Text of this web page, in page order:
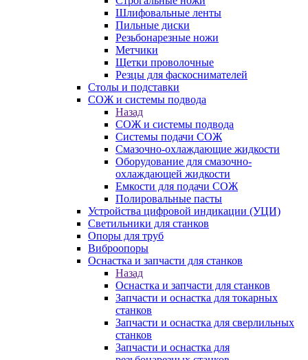
Шлифовальные ленты
Пильные диски
Резьбонарезные ножи
Метчики
Щетки проволочные
Резцы для фаскоснимателей
Столы и подставки
СОЖ и системы подвода
Назад
СОЖ и системы подвода
Системы подачи СОЖ
Смазочно-охлаждающие жидкости
Оборудование для смазочно-
охлаждающей жидкости
Емкости для подачи СОЖ
Полировальные пасты
Устройства цифровой индикации (УЦИ)
Светильники для станков
Опоры для труб
Виброопоры
Оснастка и запчасти для станков
Назад
Оснастка и запчасти для станков
Запчасти и оснастка для токарных
станков
Запчасти и оснастка для сверлильных
станков
Запчасти и оснастка для